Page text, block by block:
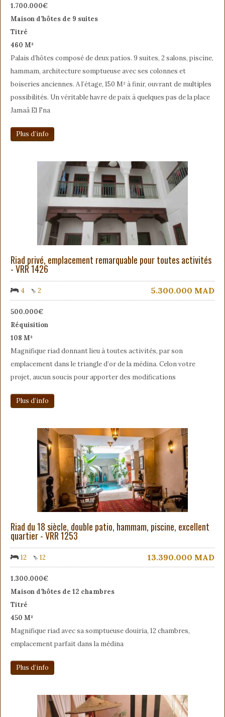
1.700.000€
Maison d’hôtes de 9 suites
Titré
460 M²
Palais d’hôtes composé de deux patios. 9 suites, 2 salons, piscine,
hammam, architecture somptueuse avec ses colonnes et
boiseries anciennes. A l’étage, 150 M² à finir, ouvrant de multiples
possibilités. Un véritable havre de paix à quelques pas de la place
Jamaâ El Fna
Plus d’info
Riad privé, emplacement remarquable pour toutes activités
- VRR 1426
4 2 5.300.000 MAD
500.000€
Réquisition
108 M²
Magnifique riad donnant lieu à toutes activités, par son
emplacement dans le triangle d’or de la médina. Celon votre
projet, aucun soucis pour apporter des modifications
Plus d’info
Riad du 18 siècle, double patio, hammam, piscine, excellent
quartier - VRR 1253
12 12 13.390.000 MAD
1.300.000€
Maison d’hôtes de 12 chambres
Titré
450 M²
Magnifique riad avec sa somptueuse douiria, 12 chambres,
emplacement parfait dans la médina
Plus d’info